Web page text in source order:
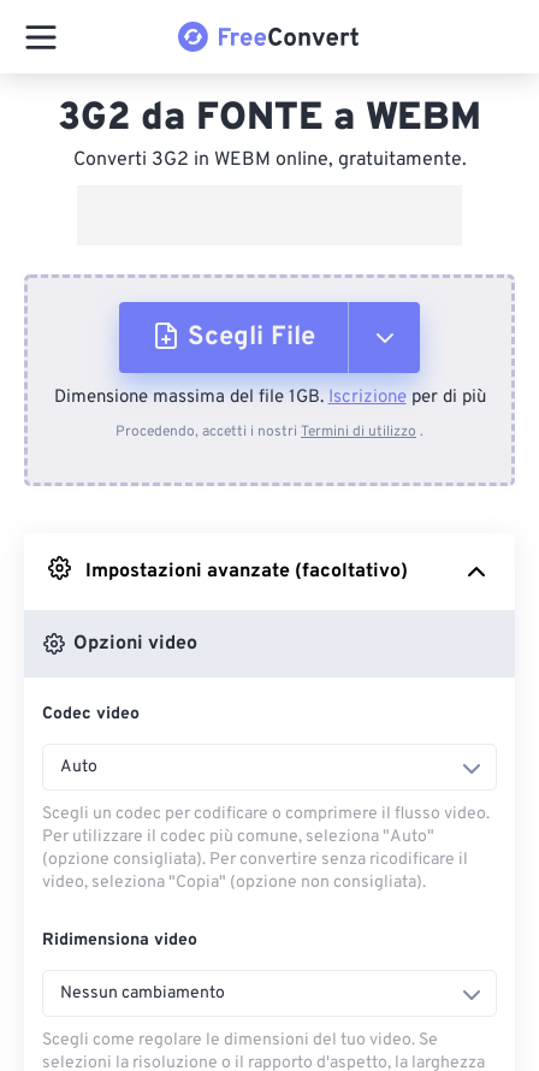
3G2 da FONTE a WEBM
Converti 3G2 in WEBM online, gratuitamente.
Scegli File
Dal dispositivo
Da Google Drive
Dimensione massima del file 1GB.Iscrizioneper di più
Procedendo, accetti i nostri Termini di utilizzo .
Impostazioni avanzate (facoltativo)
Opzioni video
Codec video
Auto
Scegli un codec per codificare o comprimere il flusso video.
Per utilizzare il codec più comune, seleziona "Auto"
(opzione consigliata). Per convertire senza ricodificare il
video, seleziona "Copia" (opzione non consigliata).
Ridimensiona video
Nessun cambiamento
Scegli come regolare le dimensioni del tuo video. Se
selezioni la risoluzione o il rapporto d'aspetto, la larghezza